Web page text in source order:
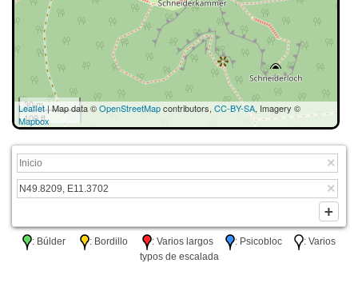
30 m
100 ft
Leaflet| Map data ©OpenStreetMapcontributors, CC-BY-SA, Imagery ©
Mapbox
: Búlder : Bordillo : Varios largos : Psicobloc
: Varios
typos de escalada